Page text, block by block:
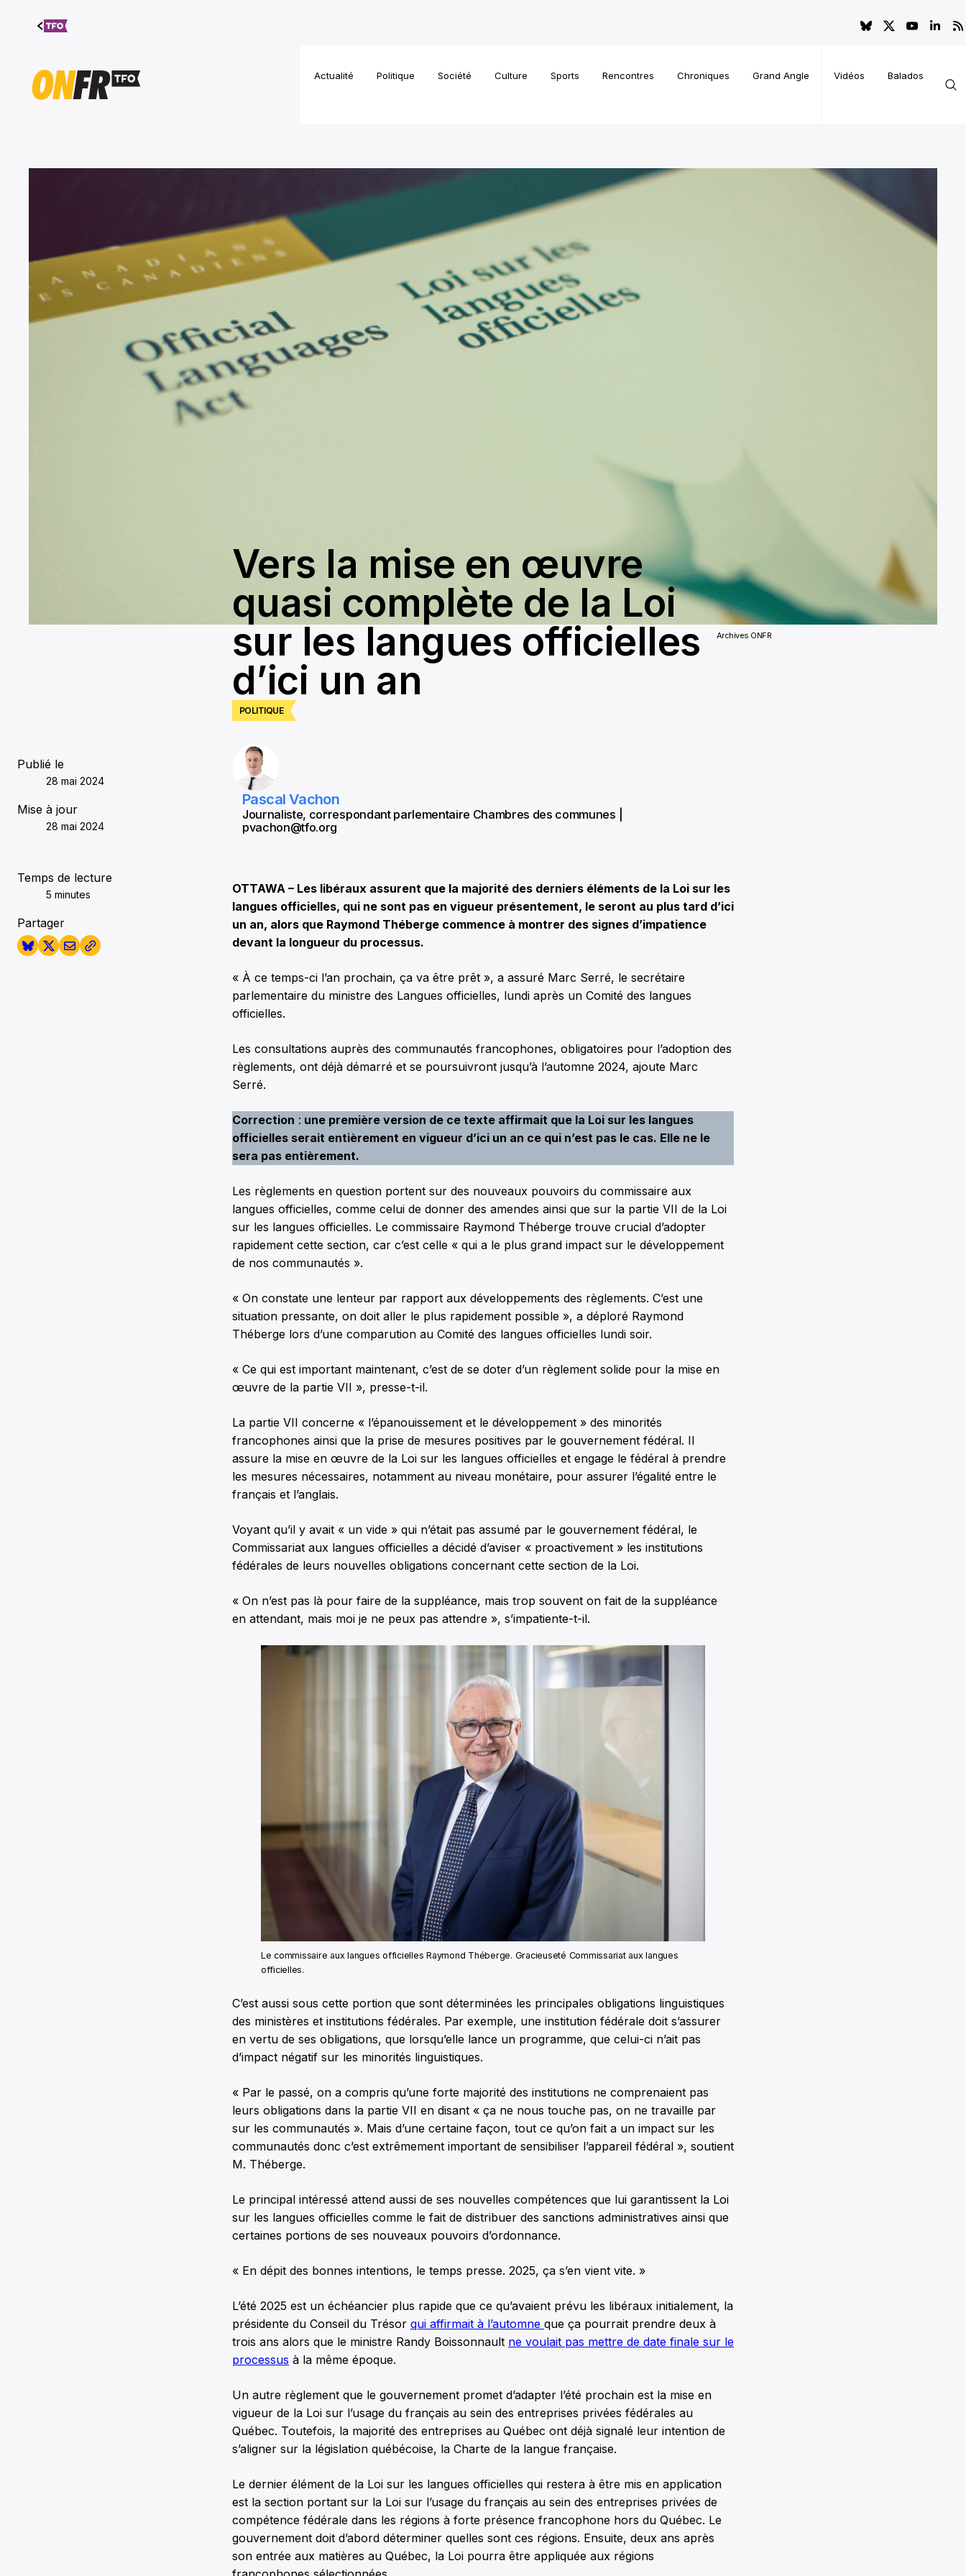
Aller au
contenu
Actualité Politique Société Culture Sports Rencontres Chroniques Grand Angle Vidéos Balados
Archives ONFR
POLITIQUE
Vers la mise en œuvre
quasi complète de la Loi
sur les langues officielles
d’ici un an
Publié le
28 mai 2024
Mise à jour
28 mai 2024
Temps de lecture
5 minutes
Partager
Pascal Vachon
Journaliste, correspondant parlementaire Chambres des communes |
pvachon@tfo.org
OTTAWA – Les libéraux assurent que la majorité des derniers éléments de la Loi sur les
langues officielles, qui ne sont pas en vigueur présentement, le seront au plus tard d’ici
un an, alors que Raymond Théberge commence à montrer des signes d’impatience
devant la longueur du processus.
« À ce temps-ci l’an prochain, ça va être prêt », a assuré Marc Serré, le secrétaire
parlementaire du ministre des Langues officielles, lundi après un Comité des langues
officielles.
Les consultations auprès des communautés francophones, obligatoires pour l’adoption des
règlements, ont déjà démarré et se poursuivront jusqu’à l’automne 2024, ajoute Marc
Serré.
Correction : une première version de ce texte affirmait que la Loi sur les langues
officielles serait entièrement en vigueur d’ici un an ce qui n’est pas le cas. Elle ne le
sera pas entièrement.
Les règlements en question portent sur des nouveaux pouvoirs du commissaire aux
langues officielles, comme celui de donner des amendes ainsi que sur la partie VII de la Loi
sur les langues officielles. Le commissaire Raymond Théberge trouve crucial d’adopter
rapidement cette section, car c’est celle « qui a le plus grand impact sur le développement
de nos communautés ».
« On constate une lenteur par rapport aux développements des règlements. C’est une
situation pressante, on doit aller le plus rapidement possible », a déploré Raymond
Théberge lors d’une comparution au Comité des langues officielles lundi soir.
« Ce qui est important maintenant, c’est de se doter d’un règlement solide pour la mise en
œuvre de la partie VII », presse-t-il.
La partie VII concerne « l’épanouissement et le développement » des minorités
francophones ainsi que la prise de mesures positives par le gouvernement fédéral. Il
assure la mise en œuvre de la Loi sur les langues officielles et engage le fédéral à prendre
les mesures nécessaires, notamment au niveau monétaire, pour assurer l’égalité entre le
français et l’anglais.
Voyant qu’il y avait « un vide » qui n’était pas assumé par le gouvernement fédéral, le
Commissariat aux langues officielles a décidé d’aviser « proactivement » les institutions
fédérales de leurs nouvelles obligations concernant cette section de la Loi.
« On n’est pas là pour faire de la suppléance, mais trop souvent on fait de la suppléance
en attendant, mais moi je ne peux pas attendre », s’impatiente-t-il.
Le commissaire aux langues officielles Raymond Théberge. Gracieuseté Commissariat aux langues
officielles.
C’est aussi sous cette portion que sont déterminées les principales obligations linguistiques
des ministères et institutions fédérales. Par exemple, une institution fédérale doit s’assurer
en vertu de ses obligations, que lorsqu’elle lance un programme, que celui-ci n’ait pas
d’impact négatif sur les minorités linguistiques.
« Par le passé, on a compris qu’une forte majorité des institutions ne comprenaient pas
leurs obligations dans la partie VII en disant « ça ne nous touche pas, on ne travaille par
sur les communautés ». Mais d’une certaine façon, tout ce qu’on fait a un impact sur les
communautés donc c’est extrêmement important de sensibiliser l’appareil fédéral », soutient
M. Théberge.
Le principal intéressé attend aussi de ses nouvelles compétences que lui garantissent la Loi
sur les langues officielles comme le fait de distribuer des sanctions administratives ainsi que
certaines portions de ses nouveaux pouvoirs d’ordonnance.
« En dépit des bonnes intentions, le temps presse. 2025, ça s’en vient vite. »
L’été 2025 est un échéancier plus rapide que ce qu’avaient prévu les libéraux initialement, la
présidente du Conseil du Trésor qui affirmait à l’automne que ça pourrait prendre deux à
trois ans alors que le ministre Randy Boissonnault ne voulait pas mettre de date finale sur le
processus à la même époque.
Un autre règlement que le gouvernement promet d’adapter l’été prochain est la mise en
vigueur de la Loi sur l’usage du français au sein des entreprises privées fédérales au
Québec. Toutefois, la majorité des entreprises au Québec ont déjà signalé leur intention de
s’aligner sur la législation québécoise, la Charte de la langue française.
Le dernier élément de la Loi sur les langues officielles qui restera à être mis en application
est la section portant sur la Loi sur l’usage du français au sein des entreprises privées de
compétence fédérale dans les régions à forte présence francophone hors du Québec. Le
gouvernement doit d’abord déterminer quelles sont ces régions. Ensuite, deux ans après
son entrée aux matières au Québec, la Loi pourra être appliquée aux régions